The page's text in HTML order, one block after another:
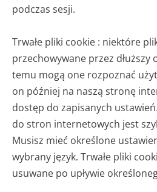
podczas sesji.
Trwałe pliki cookie : niektóre
przechowywane przez dłuższy
temu mogą one rozpoznać
on później na naszą stronę
dostęp do zapisanych
do stron internetowych jest
Musisz mieć określone
wybrany język. Trwałe pliki
usuwane po upływie